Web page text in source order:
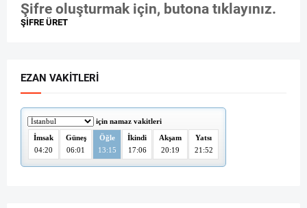
Şifre oluşturmak için, butona tıklayınız.
ŞİFRE ÜRET
EZAN VAKITLERI